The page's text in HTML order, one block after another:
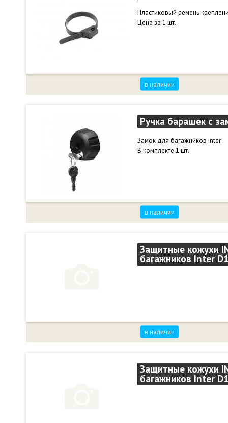
Пластиковый ремень
Цена за 1 шт.
в наличии
Ручка барашек с
Замок для багажников Inter.
В комплекте 1 шт.
в наличии
Защитные кожухи
багажников Inter
в наличии
Защитные кожухи
багажников Inter